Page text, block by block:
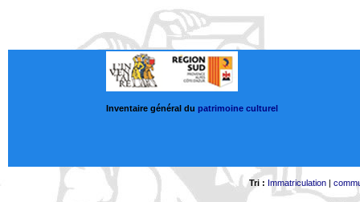
Inventaire général du patrimoine culturel
Tri : Immatriculation|